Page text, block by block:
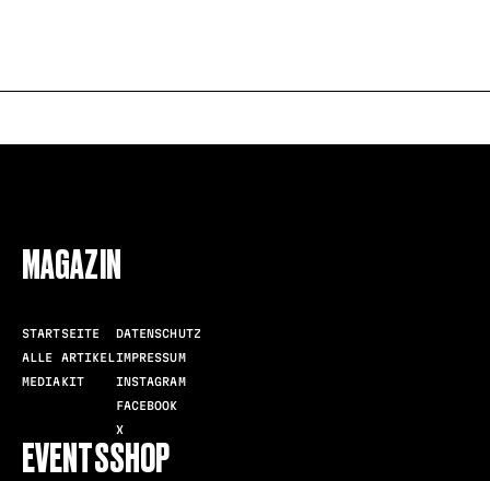
MAGAZIN
STARTSEITE
ALLE ARTIKEL
MEDIAKIT
DATENSCHUTZ
IMPRESSUM
INSTAGRAM
FACEBOOK
X
EVENTSSHOP